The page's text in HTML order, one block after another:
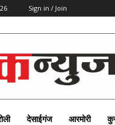
Sign in / Join
देसाईगंज आरमोरी